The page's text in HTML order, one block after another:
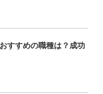
すすめの職種は？成功